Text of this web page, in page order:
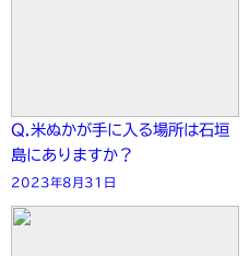
Q.米ぬかが手に入る場所は石垣
島にありますか？
2023年8月31日